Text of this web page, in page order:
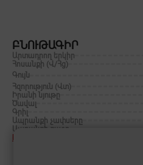
ԲՆՈՒԹԱԳԻՐ
Արտադրող երկիր
Հոսանքի (Վ/Հց)
Գույն
Հզորություն (Վտ)
Իրանի նյութը
Ծավալ
Գրիլ
Ապրանքի չափսերը
Ապրանքի քաշը